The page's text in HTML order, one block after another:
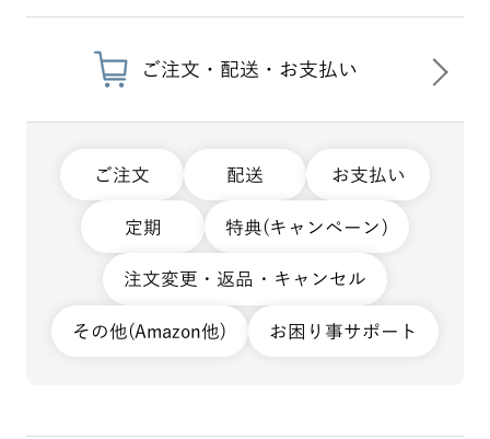
ご注文・配送・お支払い
ご注文 配送 お支払い
定期 特典(キャンペーン)
注文変更・返品・キャンセル
その他(Amazon他) お困り事サポート